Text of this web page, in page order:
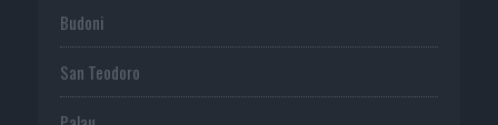
Budoni
San Teodoro